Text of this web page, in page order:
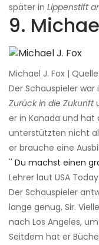
später in Lippenstift
9.
Michael J. Fox |
Der Schauspieler war
Zurück in die Zukunft
er in Kanada und hat
unterstützten nicht
er brauche eine
'' Du machst einen
Lehrer laut USA
Der Schauspieler
lange genug, Sir.
nach Los Angeles,
Seitdem hat er